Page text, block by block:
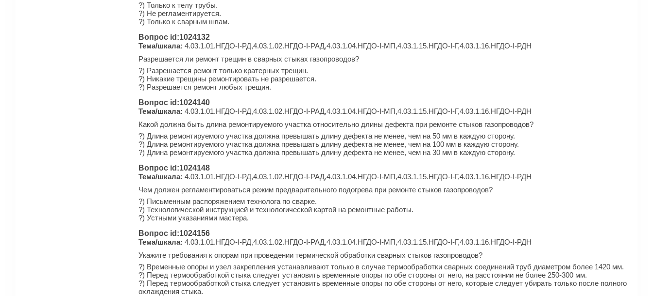
?) Только к телу трубы.
?) Не регламентируется.
?) Только к сварным швам.
Вопрос id:1024132
Тема/шкала: 4.03.1.01.НГДО-I-РД,4.03.1.02.НГДО-I-РАД,4.03.1.04.НГДО-I-МП,4.03.1.15.НГДО-I-Г,4.03.1.16.НГДО-I-РДН
Разрешается ли ремонт трещин в сварных стыках газопроводов?
?) Разрешается ремонт только кратерных трещин.
?) Никакие трещины ремонтировать не разрешается.
?) Разрешается ремонт любых трещин.
Вопрос id:1024140
Тема/шкала: 4.03.1.01.НГДО-I-РД,4.03.1.02.НГДО-I-РАД,4.03.1.04.НГДО-I-МП,4.03.1.15.НГДО-I-Г,4.03.1.16.НГДО-I-РДН
Какой должна быть длина ремонтируемого участка относительно длины дефекта при ремонте стыков газопроводов?
?) Длина ремонтируемого участка должна превышать длину дефекта не менее, чем на 50 мм в каждую сторону.
?) Длина ремонтируемого участка должна превышать длину дефекта не менее, чем на 100 мм в каждую сторону.
?) Длина ремонтируемого участка должна превышать длину дефекта не менее, чем на 30 мм в каждую сторону.
Вопрос id:1024148
Тема/шкала: 4.03.1.01.НГДО-I-РД,4.03.1.02.НГДО-I-РАД,4.03.1.04.НГДО-I-МП,4.03.1.15.НГДО-I-Г,4.03.1.16.НГДО-I-РДН
Чем должен регламентироваться режим предварительного подогрева при ремонте стыков газопроводов?
?) Письменным распоряжением технолога по сварке.
?) Технологической инструкцией и технологической картой на ремонтные работы.
?) Устными указаниями мастера.
Вопрос id:1024156
Тема/шкала: 4.03.1.01.НГДО-I-РД,4.03.1.02.НГДО-I-РАД,4.03.1.04.НГДО-I-МП,4.03.1.15.НГДО-I-Г,4.03.1.16.НГДО-I-РДН
Укажите требования к опорам при проведении термической обработки сварных стыков газопроводов?
?) Временные опоры и узел закрепления устанавливают только в случае термообработки сварных соединений труб диаметром более 1420 мм.
?) Перед термообработкой стыка следует установить временные опоры по обе стороны от него, на расстоянии не более 250-300 мм.
?) Перед термообработкой стыка следует установить временные опоры по обе стороны от него, которые следует убирать только после полного
охлаждения стыка.